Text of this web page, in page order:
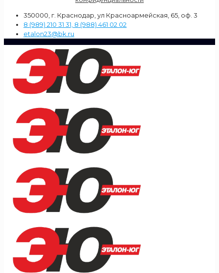
350000, г. Краснодар, ул Красноармейская, 65, оф. 3
8 (989) 210 31 31, 8 (988) 461 02 02
etalon23@bk.ru